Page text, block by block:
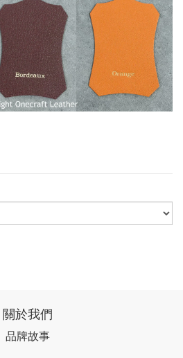
關於我們
品牌故事